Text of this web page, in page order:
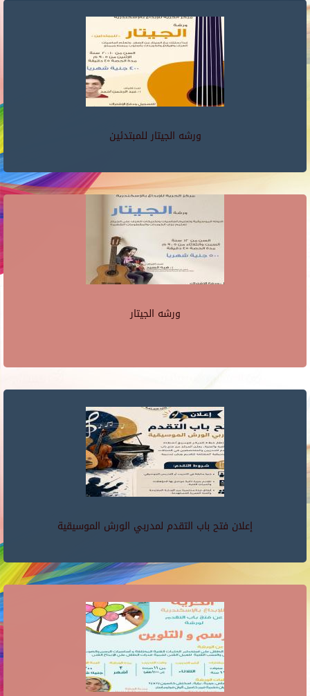
ورشه الجيتار للمبتدئين
ورشه الجيتار
إعلان فتح باب التقدم لمدربي الورش الموسيقية